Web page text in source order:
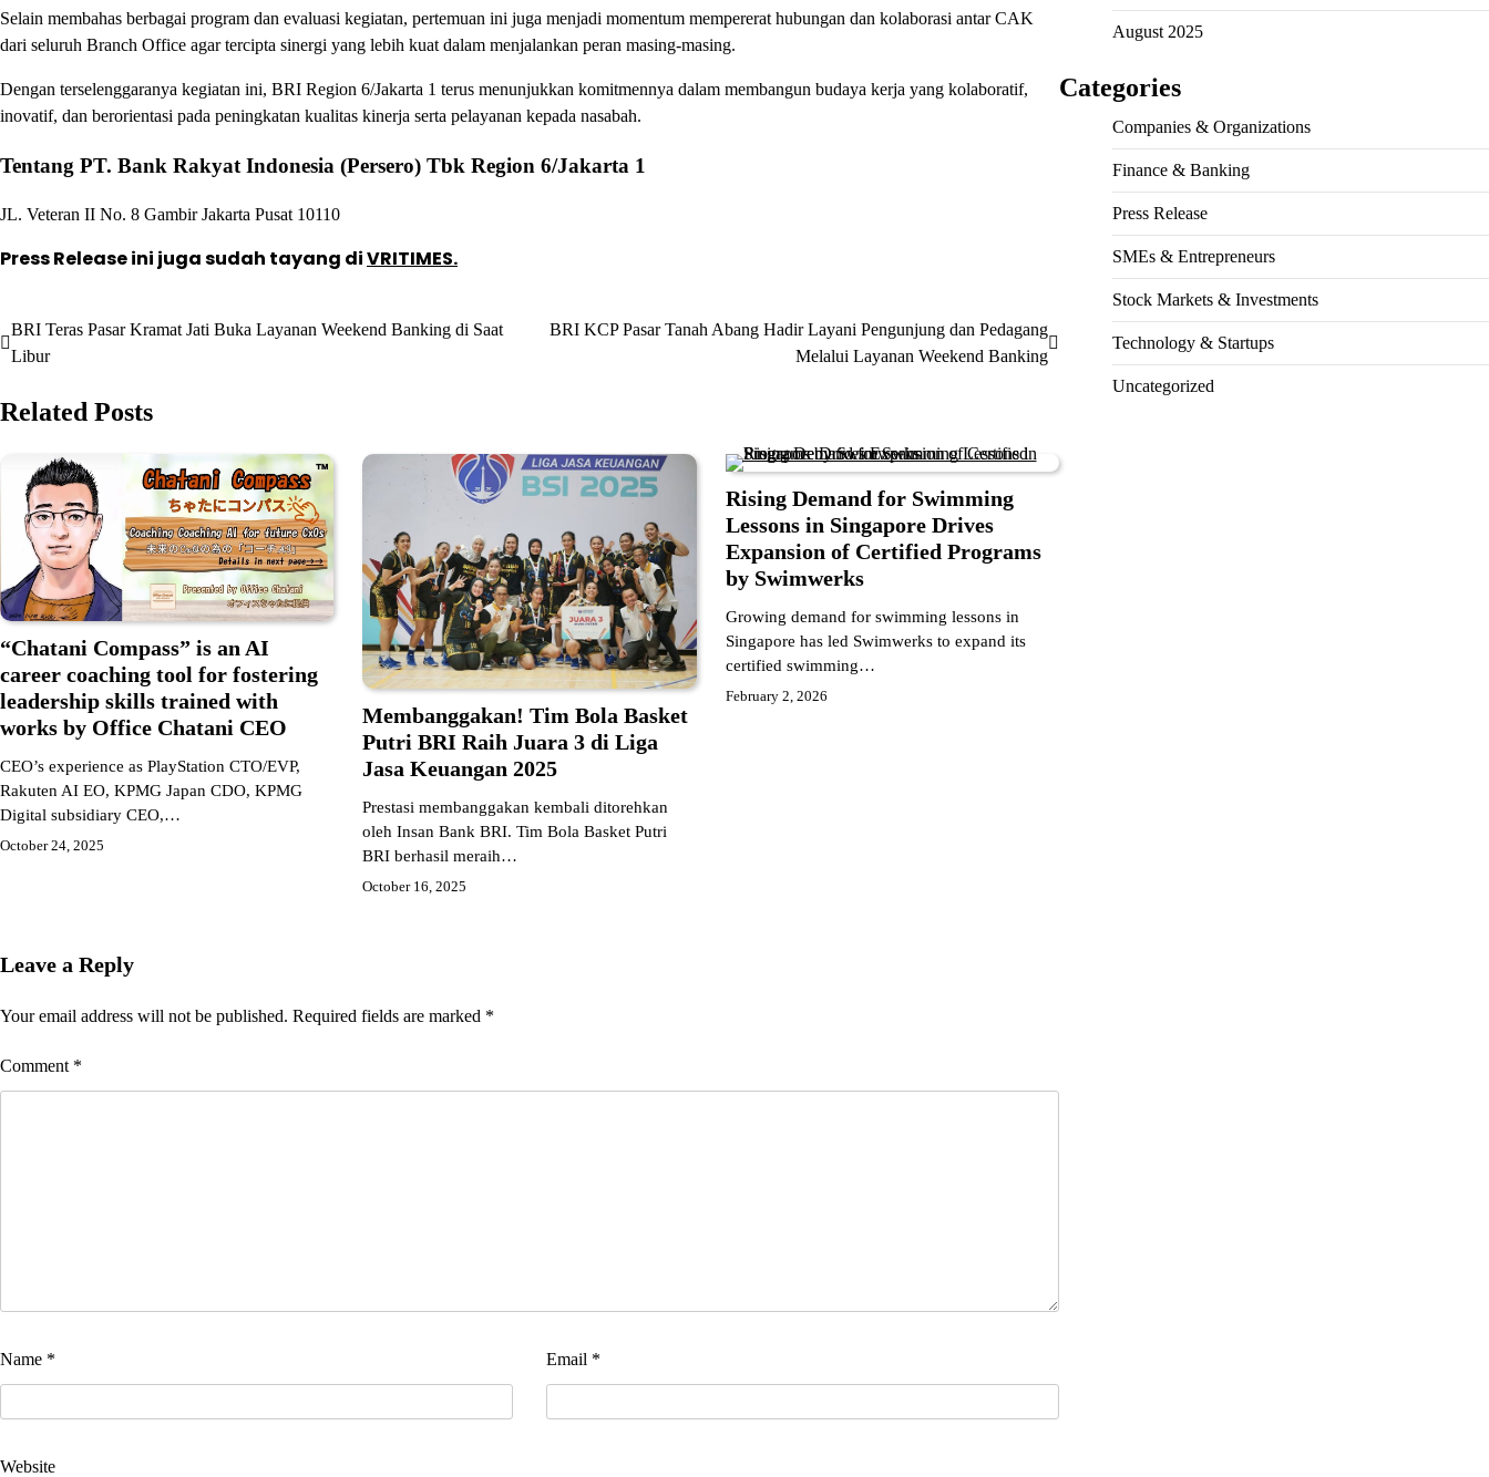
Selain membahas berbagai program dan evaluasi kegiatan, pertemuan ini juga menjadi momentum mempererat hubungan dan kolaborasi antar CAK
dari seluruh Branch Office agar tercipta sinergi yang lebih kuat dalam menjalankan peran masing-masing.
Dengan terselenggaranya kegiatan ini, BRI Region 6/Jakarta 1 terus menunjukkan komitmennya dalam membangun budaya kerja yang kolaboratif,
inovatif, dan berorientasi pada peningkatan kualitas kinerja serta pelayanan kepada nasabah.
Tentang PT. Bank Rakyat Indonesia (Persero) Tbk Region 6/Jakarta 1
JL. Veteran II No. 8 Gambir Jakarta Pusat 10110
Press Release ini juga sudah tayang diVRITIMES.
Post
BRI Teras Pasar Kramat Jati Buka Layanan Weekend Banking di Saat
Libur
BRI KCP Pasar Tanah Abang Hadir Layani Pengunjung dan Pedagang
Melalui Layanan Weekend Banking
Related Posts
“Chatani Compass” is an AI
career coaching tool for fostering
leadership skills trained with
works by Office Chatani CEO
CEO’s experience as PlayStation CTO/EVP,
Rakuten AI EO, KPMG Japan CDO, KPMG
Digital subsidiary CEO,…
October 24, 2025
Membanggakan! Tim Bola Basket
Putri BRI Raih Juara 3 di Liga
Jasa Keuangan 2025
Prestasi membanggakan kembali ditorehkan
oleh Insan Bank BRI. Tim Bola Basket Putri
BRI berhasil meraih…
October 16, 2025
Rising Demand for Swimming
Lessons in Singapore Drives
Expansion of Certified Programs
by Swimwerks
Growing demand for swimming lessons in
Singapore has led Swimwerks to expand its
certified swimming…
February 2, 2026
Leave a Reply
Your email address will not be published. Required fields are marked *
Comment *
Name * Email *
Website
August 2025
Categories
Companies & Organizations
Finance & Banking
Press Release
SMEs & Entrepreneurs
Stock Markets & Investments
Technology & Startups
Uncategorized